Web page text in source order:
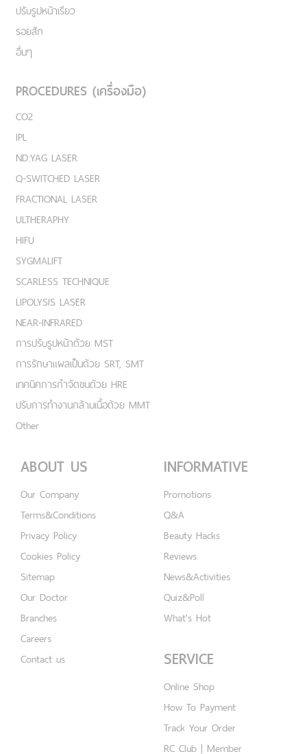
ปรับรูปหน้าเรียว
รอยสัก
อื่นๆ
PROCEDURES (เครื่องมือ)
CO2
IPL
ND:YAG LASER
Q-SWITCHED LASER
FRACTIONAL LASER
ULTHERAPHY
HIFU
SYGMALIFT
SCARLESS TECHNIQUE
LIPOLYSIS LASER
NEAR-INFRARED
การปรับรูปหน้าด้วย MST
การรักษาแผลเป็นด้วย SRT, SMT
เทคนิคการกำจัดขนด้วย HRE
ปรับการทำงานกล้ามเนื้อด้วย MMT
Other
ABOUT US
Our Company
Terms&Conditions
Privacy Policy
Cookies Policy
Sitemap
Our Doctor
Branches
Careers
Contact us
INFORMATIVE
Promotions
Q&A
Beauty Hacks
Reviews
News&Activities
Quiz&Poll
What's Hot
SERVICE
Online Shop
How To Payment
Track Your Order
RC Club | Member